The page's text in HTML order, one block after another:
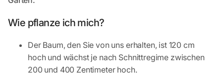
Wie pflanze ich mich?
Der Baum, den Sie von uns erhalten, ist 120 cm
hoch und wächst je nach Schnittregime zwischen
200 und 400 Zentimeter hoch.